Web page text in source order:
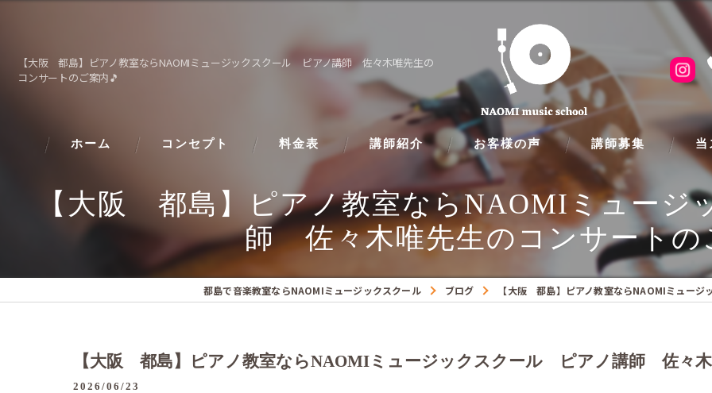
【大阪 都島】ピアノ教室ならNAOMIミュージックスクール ピアノ講師 佐々木唯先生の
コンサートのご案内🎵
ホーム コンセプト 料金表 講師紹介 お客様の声 講師募集 当
ピア
フル
クラ
【大阪 都島】ピアノ教室ならNAOMIミュー
師 佐々木唯先生のコンサートの
都島で音楽教室ならNAOMIミュージックスクール ブログ 【大阪 都島】ピアノ教室ならNAOMIミュー
【大阪 都島】ピアノ教室ならNAOMIミュージックスクール ピアノ講師 佐々
2026/06/23